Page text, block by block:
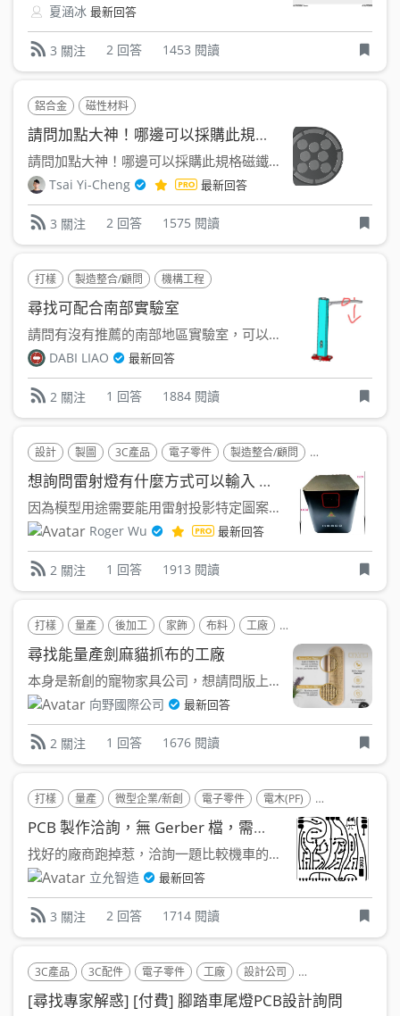
夏涵冰 最新回答
3 關注 2 回答 1453 閱讀
鋁合金 磁性材料
請問加點大神！哪邊可以採購此規格磁鐵強力磁鐵
請問加點大神！哪邊可以採購此規格磁鐵（#製造整合/顧問） ...
Tsai Yi-Cheng 最新回答
3 關注 2 回答 1575 閱讀
打樣 製造整合/顧問 機構工程
尋找可配合南部實驗室
請問有沒有推薦的南部地區實驗室，可以做手把機構10萬次的耐久...
DABI LIAO 最新回答
2 關注 1 回答 1884 閱讀
設計 製圖 3C產品 電子零件 製造整合/顧問 職人工坊
想詢問雷射燈有什麼方式可以輸入 投影特定圖案嗎 ?
因為模型用途需要能用雷射投影特定圖案，因此購買這台雷射燈，可...
Roger Wu 最新回答
2 關注 1 回答 1913 閱讀
打樣 量產 後加工 家飾 布料 工廠 製造整合/顧問
尋找能量產劍麻貓抓布的工廠
本身是新創的寵物家具公司，想請問版上是否有能小量製造的貓抓...
向野國際公司 最新回答
2 關注 1 回答 1676 閱讀
打樣 量產 微型企業/新創 電子零件 電木(PF) 環氧樹脂
PCB 製作洽詢，無 Gerber 檔，需求近似抄板~
找好的廠商跑掉惹，洽詢一題比較機車的...想請問有無廠商能...
立允智造 最新回答
3 關注 2 回答 1714 閱讀
3C產品 3C配件 電子零件 工廠 設計公司 製造整合/顧問
[尋找專家解惑] [付費] 腳踏車尾燈PCB設計詢問